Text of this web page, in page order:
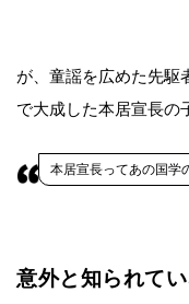
が、童謡を広めた先駆
で大成した本居宣長の
本居宣長ってあの国学
意外と知られて